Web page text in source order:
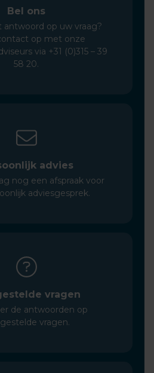
Bel ons
antwoord op uw vraag?
op met onze
via +31 (0)315 – 39
58 20.
advies
nog een afspraak voor
adviesgesprek.
vragen
de antwoorden op
vragen.